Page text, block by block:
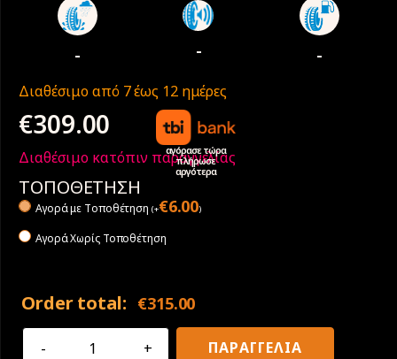
- - -
Διαθέσιμο από 7 έως 12 ημέρες
€309.00
αγόρασε τώρα
πλήρωσε
αργότερα
Διαθέσιμο κατόπιν παραγγελίας
ΤΟΠΟΘΕΤΗΣΗ
Αγορά με Tοποθέτηση (+€6.00)
Αγορά Χωρίς Τοποθέτηση
Order total: €315.00
315/60R20
ΠΑΡΑΓΓΕΛΙΑ